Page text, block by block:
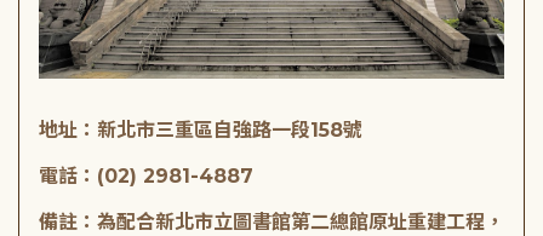
地址：新北市三重區自強路一段158號
電話：(02) 2981-4887
備註：為配合新北市立圖書館第二總館原址重建工程，